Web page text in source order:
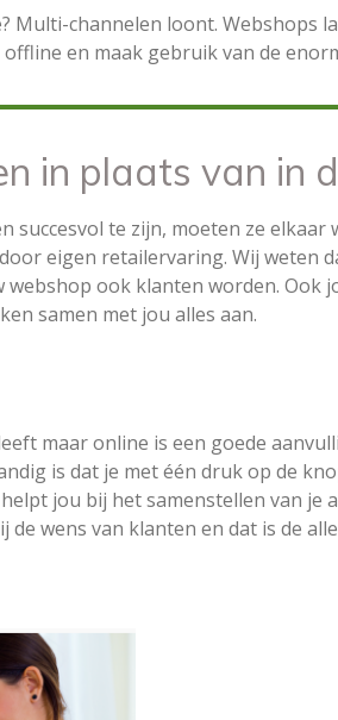
Multi-channelen loont. Webshops
en maak gebruik van de
in plaats van in
succesvol te zijn, moeten ze
eigen retailervaring. Wij weten
ook klanten worden. Ook
samen met jou alles aan.
maar online is een goede
is dat je met één druk op de
jou bij het samenstellen van je
de wens van klanten en dat is de